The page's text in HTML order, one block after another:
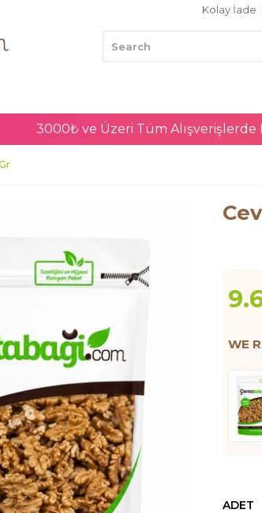
Kolay İade
3000₺ ve Üzeri Tüm Alışverişlerde
WE
ADET